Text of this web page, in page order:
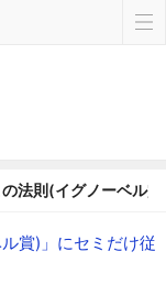
の法則(イグノーベル
賞)」にセミだけ従